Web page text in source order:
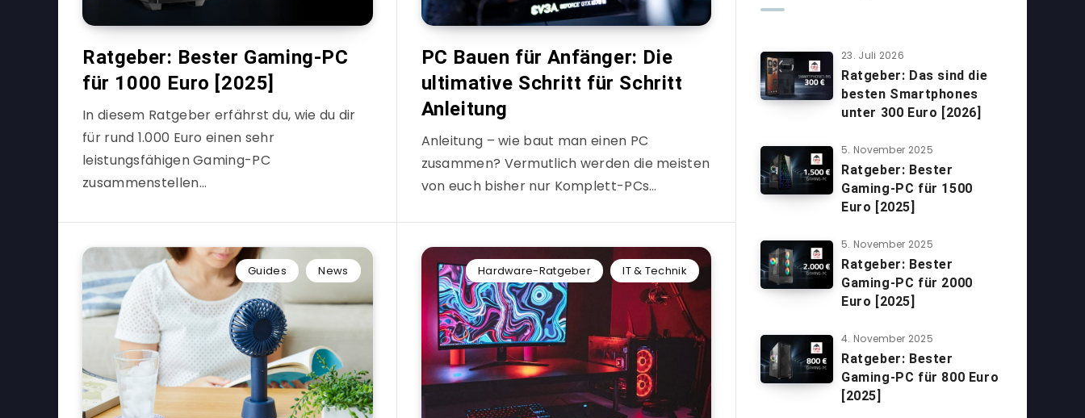
Ratgeber: Bester Gaming-PC
für 1000 Euro [2025]
In diesem Ratgeber erfährst du, wie du dir
für rund 1.000 Euro einen sehr
leistungsfähigen Gaming-PC
zusammenstellen…
PC Bauen für Anfänger: Die
ultimative Schritt für Schritt
Anleitung
Anleitung – wie baut man einen PC
zusammen? Vermutlich werden die meisten
von euch bisher nur Komplett-PCs…
Guides News Hardware-Ratgeber IT & Technik
23. Juli 2026
Ratgeber: Das sind die
besten Smartphones
unter 300 Euro [2026]
5. November 2025
Ratgeber: Bester
Gaming-PC für 1500
Euro [2025]
5. November 2025
Ratgeber: Bester
Gaming-PC für 2000
Euro [2025]
4. November 2025
Ratgeber: Bester
Gaming-PC für 800 Euro
[2025]